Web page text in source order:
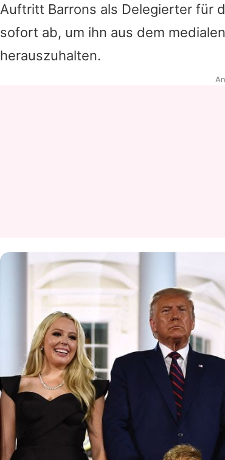
Auftritt Barrons als Delegierter für
sofort ab, um ihn aus dem
herauszuhalten.